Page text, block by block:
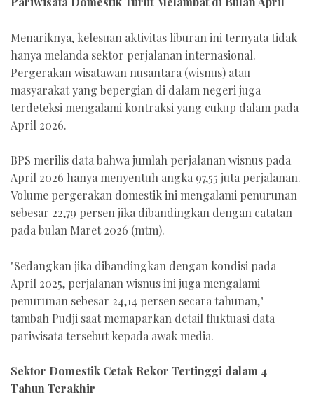
Menariknya, kelesuan aktivitas liburan ini ternyata tidak
hanya melanda sektor perjalanan internasional.
Pergerakan wisatawan nusantara (wisnus) atau
masyarakat yang bepergian di dalam negeri juga
terdeteksi mengalami kontraksi yang cukup dalam pada
April 2026.
BPS merilis data bahwa jumlah perjalanan wisnus pada
April 2026 hanya menyentuh angka 97,55 juta perjalanan.
Volume pergerakan domestik ini mengalami penurunan
sebesar 22,79 persen jika dibandingkan dengan catatan
pada bulan Maret 2026 (mtm).
"Sedangkan jika dibandingkan dengan kondisi pada
April 2025, perjalanan wisnus ini juga mengalami
penurunan sebesar 24,14 persen secara tahunan,"
tambah Pudji saat memaparkan detail fluktuasi data
pariwisata tersebut kepada awak media.
Sektor Domestik Cetak Rekor Tertinggi dalam 4
Tahun Terakhir